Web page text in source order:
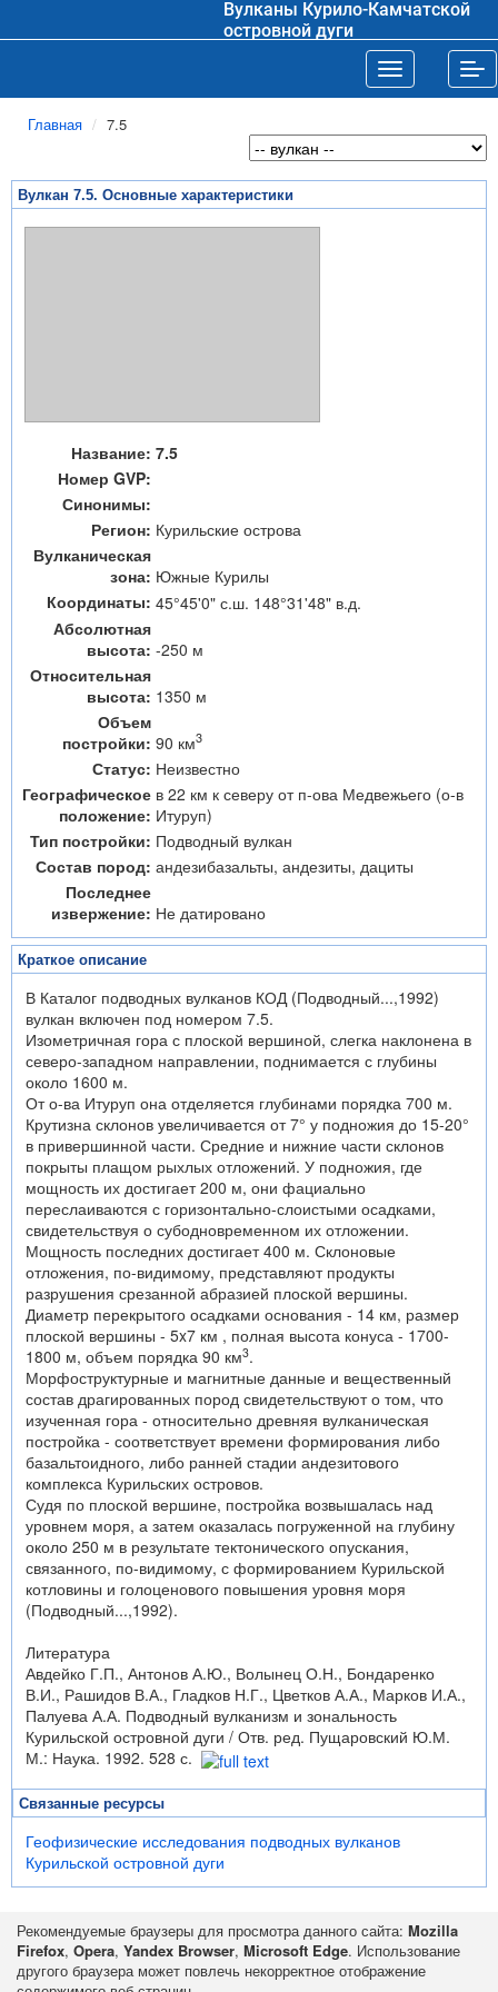
Вулканы Курило-Камчатской
островной дуги
Toggle
Главная 7.5
Вулкан 7.5. Основные характеристики
Название: 7.5
Номер GVP:
Синонимы:
Регион: Курильские острова
Вулканическая
зона: Южные Курилы
Координаты: 45°45'0" с.ш. 148°31'48" в.д.
Абсолютная
высота: -250 м
Относительная
высота: 1350 м
Объем
постройки: 90 км3
Статус: Неизвестно
Географическое
положение:
в 22 км к северу от п-ова Медвежьего (о-в
Итуруп)
Тип постройки: Подводный вулкан
Состав пород: андезибазальты, андезиты, дациты
Последнее
извержение: Не датировано
Краткое описание
В Каталог подводных вулканов КОД (Подводный...,1992)
вулкан включен под номером 7.5.
Изометричная гора с плоской вершиной, слегка наклонена в
северо-западном направлении, поднимается с глубины
около 1600 м.
От о-ва Итуруп она отделяется глубинами порядка 700 м.
Крутизна склонов увеличивается от 7° у подножия до 15-20°
в привершинной части. Средние и нижние части склонов
покрыты плащом рыхлых отложений. У подножия, где
мощность их достигает 200 м, они фациально
переслаиваются с горизонтально-слоистыми осадками,
свидетельствуя о субодновременном их отложении.
Мощность последних достигает 400 м. Склоновые
отложения, по-видимому, представляют продукты
разрушения срезанной абразией плоской вершины.
Диаметр перекрытого осадками основания - 14 км, размер
плоской вершины - 5x7 км , полная высота конуса - 1700-
1800 м, объем порядка 90 км3.
Морфоструктурные и магнитные данные и вещественный
состав драгированных пород свидетельствуют о том, что
изученная гора - относительно древняя вулканическая
постройка - соответствует времени формирования либо
базальтоидного, либо ранней стадии андезитового
комплекса Курильских островов.
Судя по плоской вершине, постройка возвышалась над
уровнем моря, а затем оказалась погруженной на глубину
около 250 м в результате тектонического опускания,
связанного, по-видимому, с формированием Курильской
котловины и голоценового повышения уровня моря
(Подводный...,1992).
Литература
Авдейко Г.П., Антонов А.Ю., Волынец О.Н., Бондаренко
В.И., Рашидов В.А., Гладков Н.Г., Цветков А.А., Марков И.А.,
Палуева А.А. Подводный вулканизм и зональность
Курильской островной дуги / Отв. ред. Пущаровский Ю.М.
М.: Наука. 1992. 528 с.
Связанные ресурсы
Геофизические исследования подводных вулканов
Курильской островной дуги
Рекомендуемые браузеры для просмотра данного сайта: Mozilla
Firefox, Opera, Yandex Browser, Microsoft Edge. Использование
другого браузера может повлечь некорректное отображение